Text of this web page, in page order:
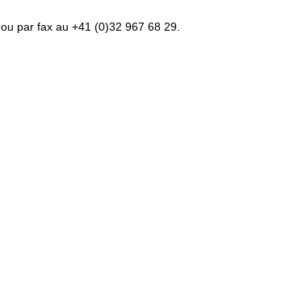
ou par fax au +41 (0)32 967 68 29.